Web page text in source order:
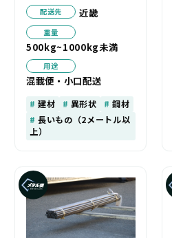
配送先 近畿
重量
500kg~1000kg未満
用途
混載便・小口配送
建材 異形状
鋼材
長いもの（2メートル以
上）